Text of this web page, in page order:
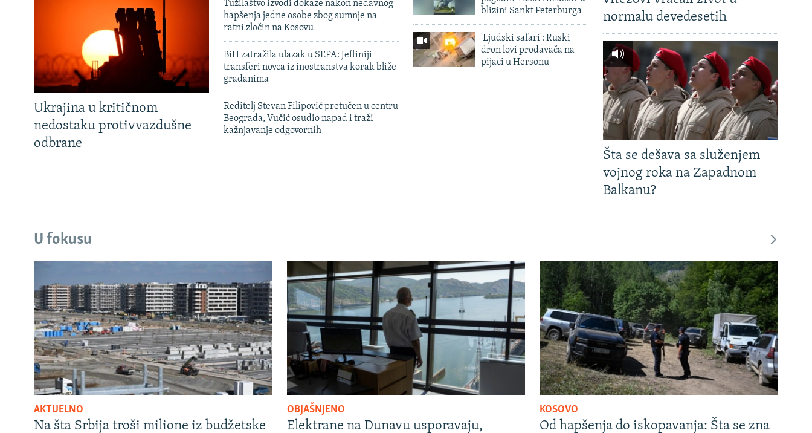
Ukrajina u kritičnom
nedostaku protivvazdušne
odbrane
Tužilaštvo izvodi dokaze nakon nedavnog
hapšenja jedne osobe zbog sumnje na
ratni zločin na Kosovu
BiH zatražila ulazak u SEPA: Jeftiniji
transferi novca iz inostranstva korak bliže
građanima
Reditelj Stevan Filipović pretučen u centru
Beograda, Vučić osudio napad i traži
kažnjavanje odgovornih
blizini Sankt Peterburga
'Ljudski safari': Ruski
dron lovi prodavača na
pijaci u Hersonu
normalu devedesetih
Šta se dešava sa služenjem
vojnog roka na Zapadnom
Balkanu?
U fokusu
AKTUELNO
Na šta Srbija troši milione iz budžetske
OBJAŠNJENO
Elektrane na Dunavu usporavaju,
KOSOVO
Od hapšenja do iskopavanja: Šta se zna